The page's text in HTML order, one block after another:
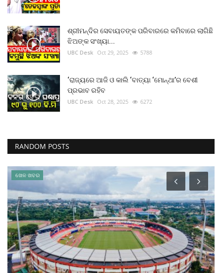
ଶ୍ରୀମନ୍ଦିର ସେବାୟତଙ୍କ ପରିବାରରେ କମିବାରେ ଲାଗିଛି
ଝିଅଙ୍କ ସଂଖ୍ୟା...
UBC Desk Oct 29, 2025 5788
‘ରାଜ୍ୟରେ ଆଜି ଓ କାଲି ‘ବାତ୍ୟା ‘ମୋନ୍ଥା’ର ବେଶୀ
ପ୍ରଭାବ ରହିବ
UBC Desk Oct 28, 2025 6272
RANDOM POSTS
ଖେଳ ଖବର